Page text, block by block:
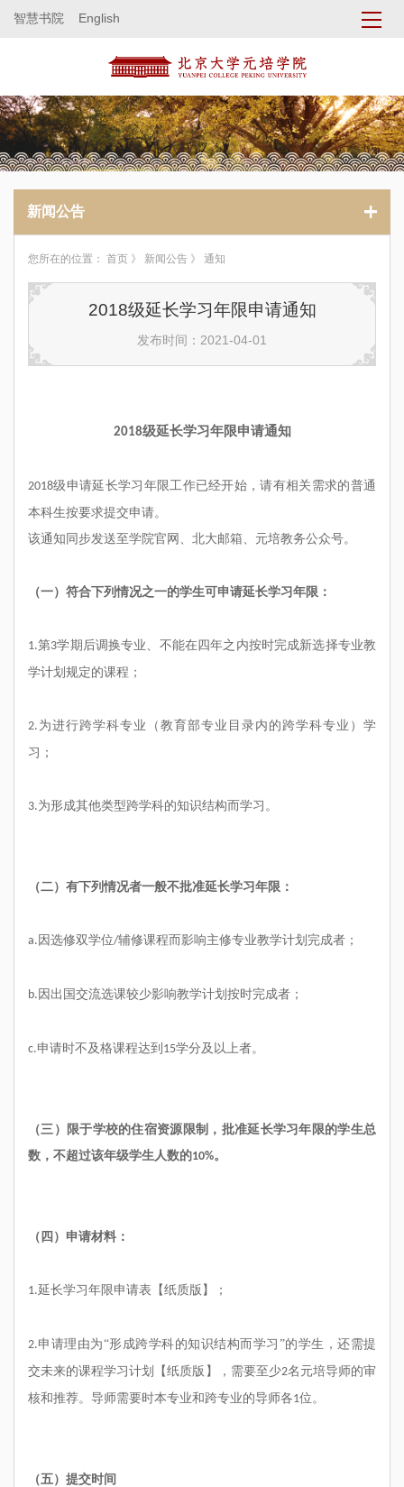
智慧书院 English
新闻公告
您所在的位置： 首页 》 新闻公告 》 通知
2018级延长学习年限申请通知
发布时间：2021-04-01
2018级延长学习年限申请通知
2018级申请延长学习年限工作已经开始，请有相关需求的普通
本科生按要求提交申请。
该通知 同步发送至学院官网、 北大邮箱 元培教务公众号。
（一）符合下列情况之一的学生可申请延长学习年限：
1.第3学期后调换专业、不能在四年之内按时完成新选择专业教
学计划规定的课程；
2. 为进行跨学科专业（教育部专业目录内的跨学科专业）学
习；
3.为形成其他类型跨学科的知识结构而学习。
（二）有下列情况者一般不批准延长学习年限：
a. 因选修双学位/辅修课程而影响主修专业教学计划完成者；
b. 因出国交流选课较少影响教学计划按时完成者；
c.申请时不及格课程达到 15学分及以上者。
（三）限于学校的住宿资源限制，批准延长学习年限的学生总
数，不超过该年级学生人数的10%。
（四）申请材料：
1.延长学习年限申请表【纸质版】；
2.申请理由为“形成跨学科的知识结构而学习”的学生，还需提
交未来的课程学习计划【纸质版】，需要至少2名元培导师的审
核和推荐。导师需要时本专业和跨专业的导师各1位。
（五）提交时间